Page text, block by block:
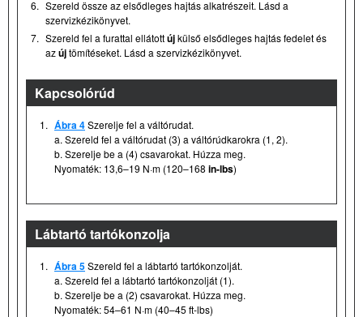
6. Szereld össze az elsődleges hajtás alkatrészeit. Lásd a
szervizkézikönyvet.
7. Szereld fel a furattal ellátottújkülső elsődleges hajtás fedelet és
azújtömítéseket. Lásd a szervizkézikönyvet.
Kapcsolórúd
1. Ábra 4Szerelje fel a váltórudat.
a. Szereld fel a váltórudat (3) a váltórúdkarokra (1, 2).
b. Szerelje be a (4) csavarokat. Húzza meg.
Nyomaték: 13,6–19 N·m (120–168 in-lbs)
Lábtartó tartókonzolja
1. Ábra 5Szereld fel a lábtartó tartókonzolját.
a. Szereld fel a lábtartó tartókonzolját (1).
b. Szerelje be a (2) csavarokat. Húzza meg.
Nyomaték: 54–61 N·m (40–45 ft-lbs)